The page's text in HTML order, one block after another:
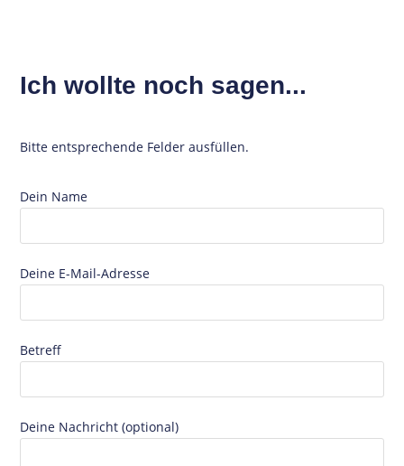
Ich wollte noch sagen...
Bitte entsprechende Felder ausfüllen.
Dein Name
Deine E-Mail-Adresse
Betreff
Deine Nachricht (optional)